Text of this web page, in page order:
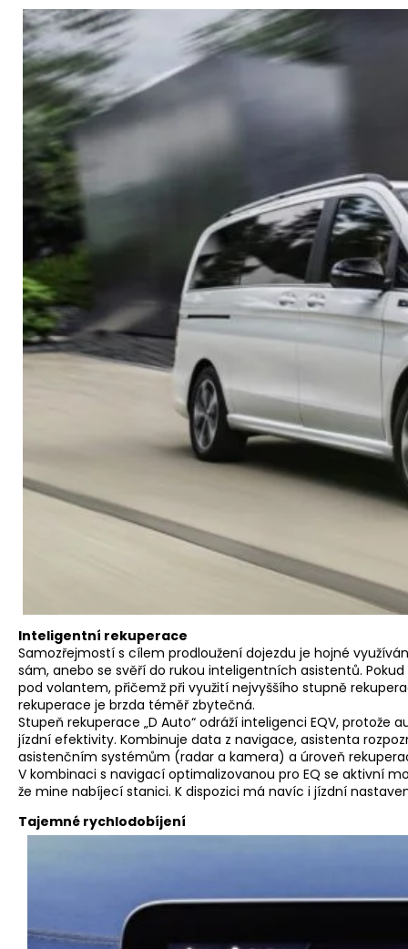
Inteligentní rekuperace
Samozřejmostí s cílem prodloužení dojezdu je hojné
sám, anebo se svěří do rukou inteligentních asistentů.
pod volantem, přičemž při využití nejvyššího stupně
rekuperace je brzda téměř zbytečná.
Stupeň rekuperace „D Auto“ odráží inteligenci EQV,
jízdní efektivity. Kombinuje data z navigace, asistenta
asistenčním systémům (radar a kamera) a úroveň
V kombinaci s navigací optimalizovanou pro EQ se aktivní
že mine nabíjecí stanici. K dispozici má navíc i jízdní
Tajemné rychlodobíjení